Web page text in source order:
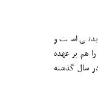
است و
مدیریت تربیت‌بدنی شهرداری منطقه ۹ را هم بر عهده
سال گذشته